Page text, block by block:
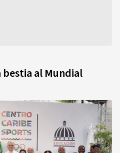
bestia al Mundial